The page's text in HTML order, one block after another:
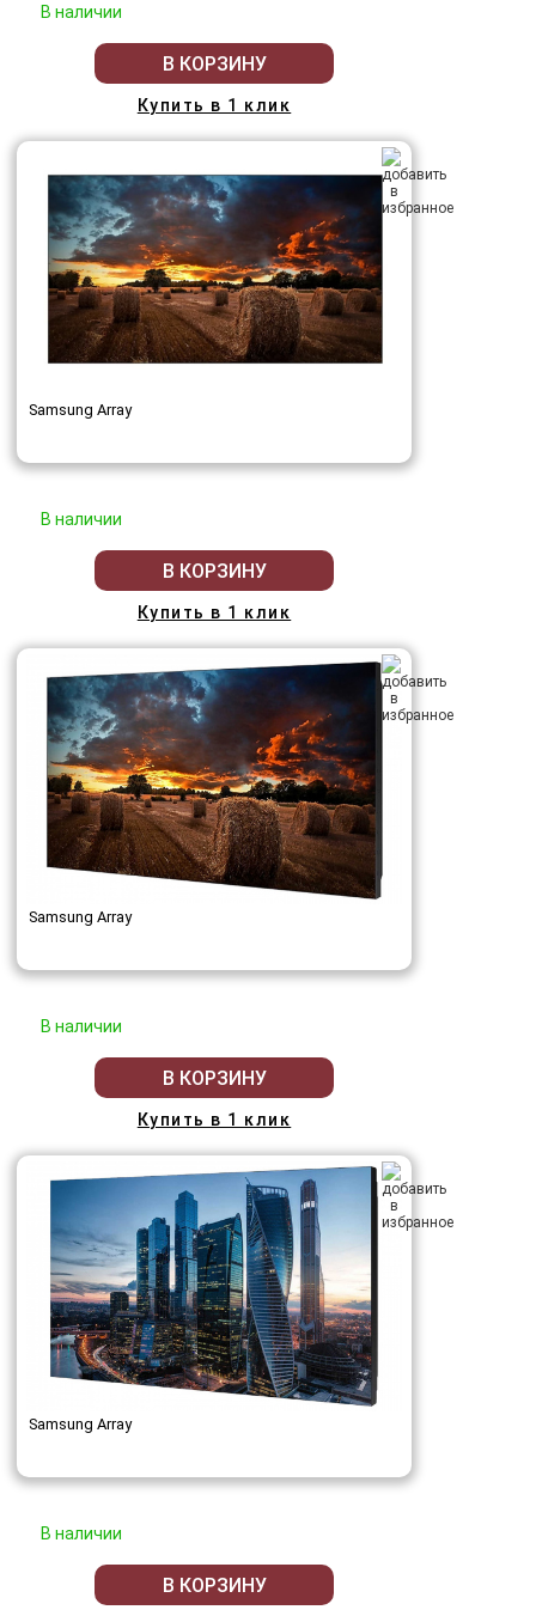
В наличии
В КОРЗИНУ
Купить в 1 клик
Samsung Array
В наличии
В КОРЗИНУ
Купить в 1 клик
Samsung Array
В наличии
В КОРЗИНУ
Купить в 1 клик
Samsung Array
В наличии
В КОРЗИНУ